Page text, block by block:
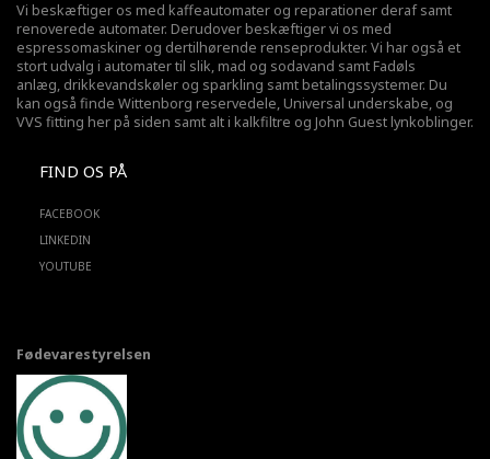
Vi beskæftiger os med kaffeautomater og reparationer deraf samt
renoverede automater. Derudover beskæftiger vi os med
espressomaskiner og dertilhørende renseprodukter. Vi har også et
stort udvalg i automater til slik, mad og sodavand samt Fadøls
anlæg, drikkevandskøler og sparkling samt betalingssystemer. Du
kan også finde Wittenborg reservedele, Universal underskabe, og
VVS fitting her på siden samt alt i kalkfiltre og John Guest lynkoblinger.
FIND OS PÅ
FACEBOOK
LINKEDIN
YOUTUBE
Fødevarestyrelsen